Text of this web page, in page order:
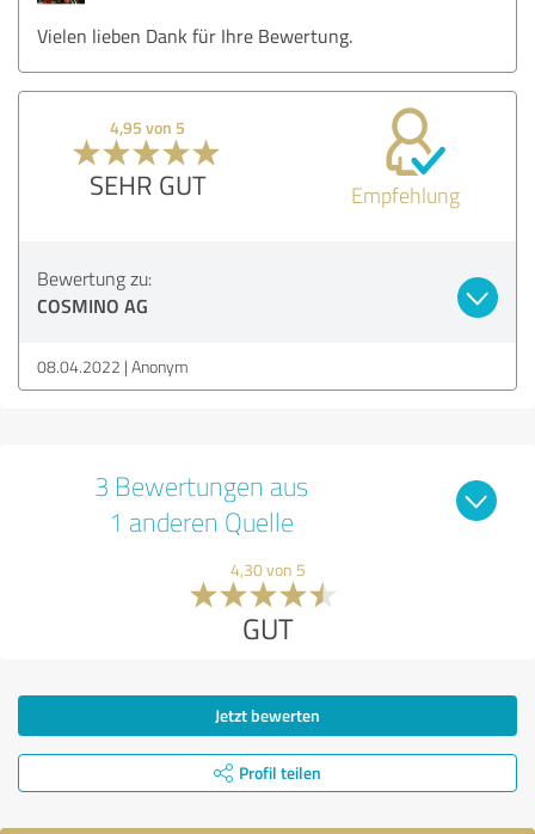
Vielen lieben Dank für Ihre Bewertung.
4,95 von 5
SEHR GUT Empfehlung
Bewertung zu:
COSMINO AG
08.04.2022 Anonym
3 Bewertungen aus
1 anderen Quelle
4,30 von 5
GUT
Jetzt bewerten
Profil teilen